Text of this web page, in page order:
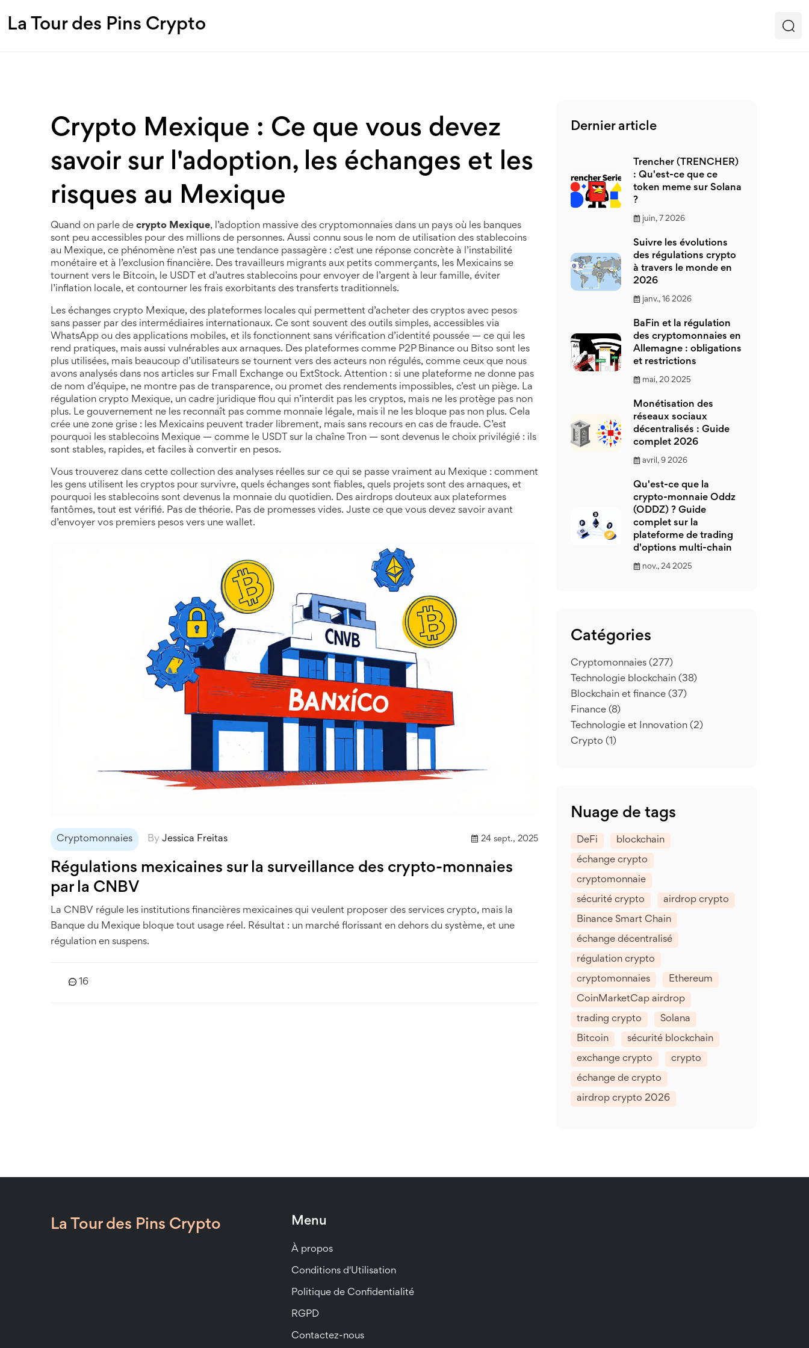
La Tour des Pins Crypto
Crypto Mexique : Ce que vous devez
savoir sur l'adoption, les échanges et les
risques au Mexique
Quand on parle de crypto Mexique, l’adoption massive des cryptomonnaies dans un pays où les banques
sont peu accessibles pour des millions de personnes. Aussi connu sous le nom de utilisation des stablecoins
au Mexique, ce phénomène n’est pas une tendance passagère : c’est une réponse concrète à l’instabilité
monétaire et à l’exclusion financière. Des travailleurs migrants aux petits commerçants, les Mexicains se
tournent vers le Bitcoin, le USDT et d’autres stablecoins pour envoyer de l’argent à leur famille, éviter
l’inflation locale, et contourner les frais exorbitants des transferts traditionnels.
Les échanges crypto Mexique, des plateformes locales qui permettent d’acheter des cryptos avec pesos
sans passer par des intermédiaires internationaux. Ce sont souvent des outils simples, accessibles via
WhatsApp ou des applications mobiles, et ils fonctionnent sans vérification d’identité poussée — ce qui les
rend pratiques, mais aussi vulnérables aux arnaques. Des plateformes comme P2P Binance ou Bitso sont les
plus utilisées, mais beaucoup d’utilisateurs se tournent vers des acteurs non régulés, comme ceux que nous
avons analysés dans nos articles sur Fmall Exchange ou ExtStock. Attention : si une plateforme ne donne pas
de nom d’équipe, ne montre pas de transparence, ou promet des rendements impossibles, c’est un piège. La
régulation crypto Mexique, un cadre juridique flou qui n’interdit pas les cryptos, mais ne les protège pas non
plus. Le gouvernement ne les reconnaît pas comme monnaie légale, mais il ne les bloque pas non plus. Cela
crée une zone grise : les Mexicains peuvent trader librement, mais sans recours en cas de fraude. C’est
pourquoi les stablecoins Mexique — comme le USDT sur la chaîne Tron — sont devenus le choix privilégié : ils
sont stables, rapides, et faciles à convertir en pesos.
Vous trouverez dans cette collection des analyses réelles sur ce qui se passe vraiment au Mexique : comment
les gens utilisent les cryptos pour survivre, quels échanges sont fiables, quels projets sont des arnaques, et
pourquoi les stablecoins sont devenus la monnaie du quotidien. Des airdrops douteux aux plateformes
fantômes, tout est vérifié. Pas de théorie. Pas de promesses vides. Juste ce que vous devez savoir avant
d’envoyer vos premiers pesos vers une wallet.
Cryptomonnaies By Jessica Freitas 24 sept., 2025
Régulations mexicaines sur la surveillance des crypto-monnaies
par la CNBV
La CNBV régule les institutions financières mexicaines qui veulent proposer des services crypto, mais la
Banque du Mexique bloque tout usage réel. Résultat : un marché florissant en dehors du système, et une
régulation en suspens.
16
Dernier article
Trencher (TRENCHER)
: Qu'est-ce que ce
token meme sur Solana
?
juin, 7 2026
Suivre les évolutions
des régulations crypto
à travers le monde en
2026
janv., 16 2026
BaFin et la régulation
des cryptomonnaies en
Allemagne : obligations
et restrictions
mai, 20 2025
Monétisation des
réseaux sociaux
décentralisés : Guide
complet 2026
avril, 9 2026
Qu'est-ce que la
crypto-monnaie Oddz
(ODDZ) ? Guide
complet sur la
plateforme de trading
d'options multi-chain
nov., 24 2025
Catégories
Cryptomonnaies (277)
Technologie blockchain (38)
Blockchain et finance (37)
Finance (8)
Technologie et Innovation (2)
Crypto (1)
Nuage de tags
DeFi blockchain
échange crypto
cryptomonnaie
sécurité crypto airdrop crypto
Binance Smart Chain
échange décentralisé
régulation crypto
cryptomonnaies Ethereum
CoinMarketCap airdrop
trading crypto Solana
Bitcoin sécurité blockchain
exchange crypto crypto
échange de crypto
airdrop crypto 2026
La Tour des Pins Crypto Menu
À propos
Conditions d'Utilisation
Politique de Confidentialité
RGPD
Contactez-nous